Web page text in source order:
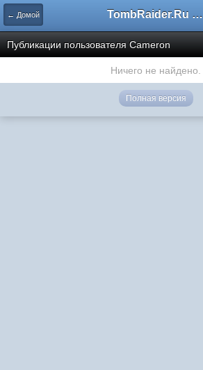
← Домой TombRaider.Ru - Форумы
Публикации пользователя Cameron
Ничего не найдено.
Полная версия